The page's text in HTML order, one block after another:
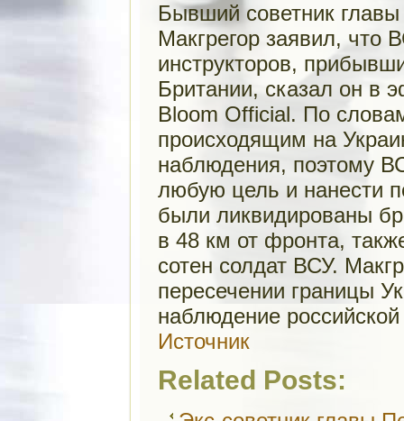
Бывший советник главы
Макгрегор заявил, что
инструкторов,
Британии, сказал он в
Bloom Official. По
происходящим на
наблюдения, поэтому
любую цель и нанести
были ликвидированы
в 48 км от фронта,
сотен солдат ВСУ.
пересечении границы
наблюдение
Источник
Related Posts: